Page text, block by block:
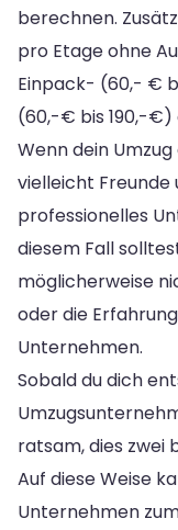
berechnen.
pro Etage ohne
Einpack- (60,- €
(60,-€ bis 190,-€)
Wenn dein
vielleicht
professionelles
diesem Fall
möglicherweise
oder die
Unternehmen.
Sobald du dich
ratsam, dies zwei
Auf diese Weise
Unternehmen